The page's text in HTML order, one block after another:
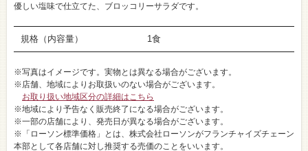
優しい塩味で仕立てた、ブロッコリーサラダです。
規格（内容量） 1食
※写真はイメージです。実物とは異なる場合がございます。
※店舗、地域によりお取扱いのない場合がございます。
お取り扱い地域区分の詳細はこちら
※地域により予告なく販売終了になる場合がございます。
※一部の店舗により、発売日が異なる場合がございます。
※「ローソン標準価格」とは、株式会社ローソンがフランチャイズチェーン
本部として各店舗に対し推奨する売価のことをいいます。